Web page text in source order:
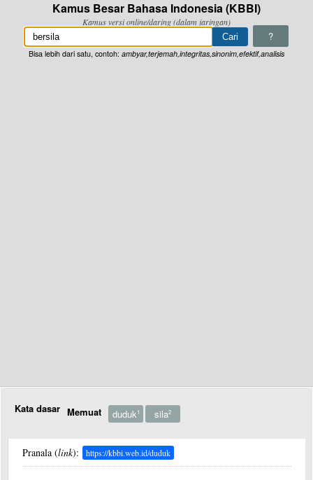
Kamus Besar Bahasa Indonesia (KBBI)
Kamus versi online/daring (dalam jaringan)
?
Bisa lebih dari satu, contoh: ambyar,terjemah,integritas,sinonim,efektif,analisis
Kata dasar Memuat duduk1 sila2
Pranala (link): https://kbbi.web.id/duduk